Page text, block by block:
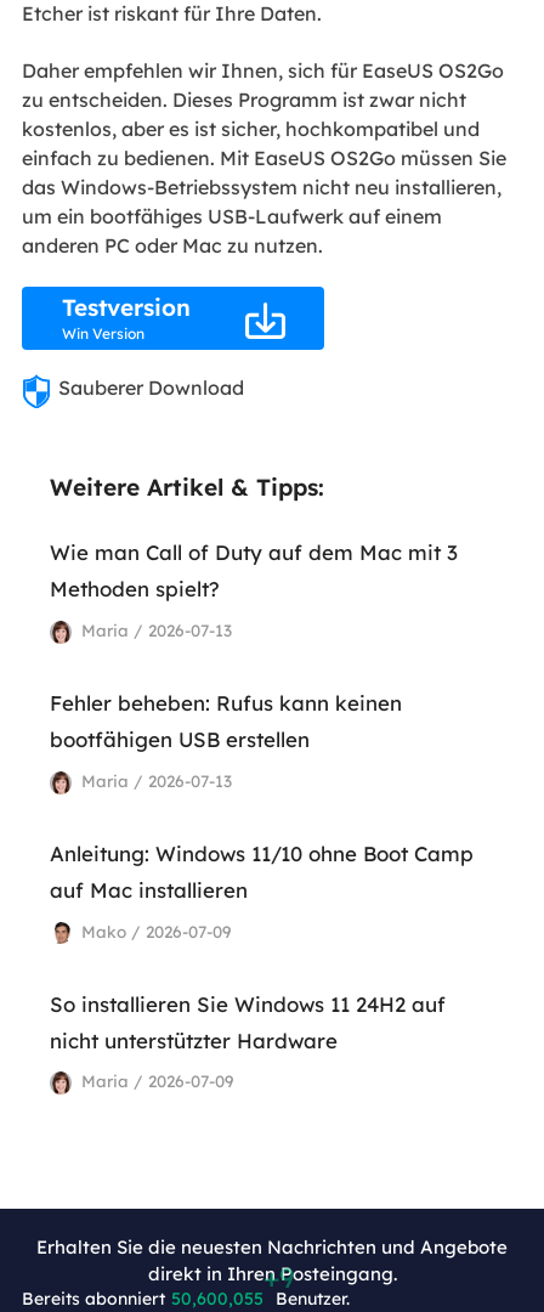
Etcher ist riskant für Ihre Daten.
Daher empfehlen wir Ihnen, sich für EaseUS OS2Go
zu entscheiden. Dieses Programm ist zwar nicht
kostenlos, aber es ist sicher, hochkompatibel und
einfach zu bedienen. Mit EaseUS OS2Go müssen Sie
das Windows-Betriebssystem nicht neu installieren,
um ein bootfähiges USB-Laufwerk auf einem
anderen PC oder Mac zu nutzen.
Testversion
Win Version 
Sauberer Download
Weitere Artikel & Tipps:
Wie man Call of Duty auf dem Mac mit 3
Methoden spielt?
Maria / 2026-07-13
Fehler beheben: Rufus kann keinen
bootfähigen USB erstellen
Maria / 2026-07-13
Anleitung: Windows 11/10 ohne Boot Camp
auf Mac installieren
Mako / 2026-07-09
So installieren Sie Windows 11 24H2 auf
nicht unterstützter Hardware
Maria / 2026-07-09
Erhalten Sie die neuesten Nachrichten und Angebote
direkt in Ihren Posteingang.
Bereits abonniert 50,600,064 Benutzer.